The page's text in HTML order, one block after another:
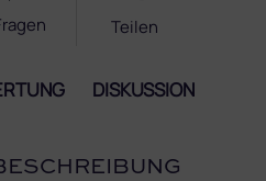
Teilen
DISKUSSION